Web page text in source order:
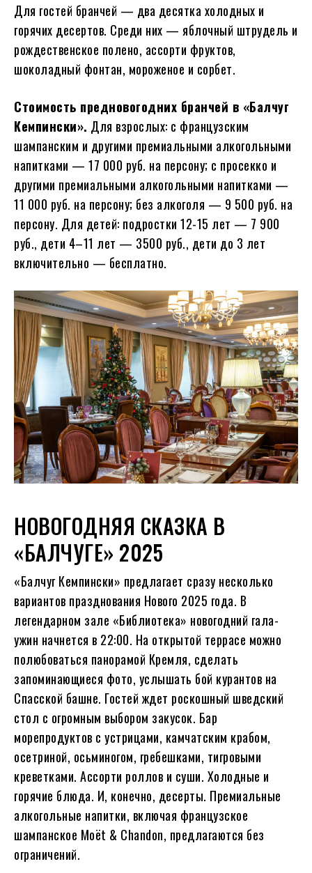
Для гостей бранчей — два десятка холодных и
горячих десертов. Среди них — яблочный штрудель и
рождественское полено, ассорти фруктов,
шоколадный фонтан, мороженое и сорбет.
Стоимость предновогодних бранчей в «Балчуг
Кемпински». Для взрослых: с французским
шампанским и другими премиальными алкогольными
напитками — 17 000 руб. на персону; с просекко и
другими премиальными алкогольными напитками —
11 000 руб. на персону; без алкоголя — 9 500 руб. на
персону. Для детей: подростки 12-15 лет — 7 900
руб., дети 4–11 лет — 3500 руб., дети до 3 лет
включительно — бесплатно.
НОВОГОДНЯЯ СКАЗКА В
«БАЛЧУГЕ» 2025
«Балчуг Кемпински» предлагает сразу несколько
вариантов празднования Нового 2025 года. В
легендарном зале «Библиотека» новогодний гала-
ужин начнется в 22:00. На открытой террасе можно
полюбоваться панорамой Кремля, сделать
запоминающиеся фото, услышать бой курантов на
Спасской башне. Гостей ждет роскошный шведский
стол с огромным выбором закусок. Бар
морепродуктов с устрицами, камчатским крабом,
осетриной, осьминогом, гребешками, тигровыми
креветками. Ассорти роллов и суши. Холодные и
горячие блюда. И, конечно, десерты. Премиальные
алкогольные напитки, включая французское
шампанское Moët & Chandon, предлагаются без
ограничений.